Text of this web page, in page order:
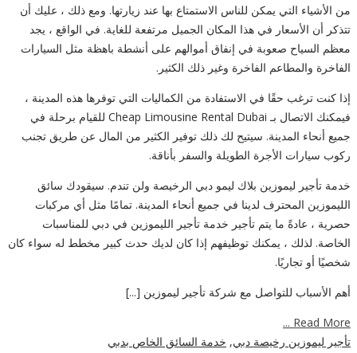
من الأشياء التي يمكن للناس الاستمتاع بها عند زيارتها. ومع ذلك ، عليك أن
تتذكر أن الأسعار في هذا المكان الجميل مرتفعة للغاية. في الواقع ، يجد
معظم السياح صعوبة في إنفاق أموالهم على أنشطة باهظة مثل السيارات
الفاخرة والمطاعم الفاخرة وغير ذلك الكثير.
إذا كنت ترغب حقًا في الاستفادة من الكماليات التي توفرها هذه المدينة ،
فيمكنك الاتصال بـ Cheap Limousine Rental Dubai للقيام برحلة في
جميع أنحاء المدينة. سيتيح لك ذلك توفير الكثير من المال عن طريق تجنب
ركوب سيارات الأجرة الطويلة والسفر بأناقة.
خدمة تأجير ليموزين بلاك ليمو دبي الرخيصة ولن تندم. سيقودك سائق
الليموزين المحترف لدينا في جميع أنحاء المدينة. تمامًا مثل أي مركبات
حصرية ، عادةً ما يتم تأجير خدمة تأجير الليموزين في دبي للمناسبات
الخاصة. لذلك ، يمكنك توظيفهم إذا كان لديك حدث كبير مخطط له سواء كان
شخصيًا أو تجاريًا.
أهم الأسباب للتواصل مع شركة تأجير ليموزين [...]
Read More ...
تأجير ليموزين رخيصة دبي, خدمة السائق الخاص بدبي